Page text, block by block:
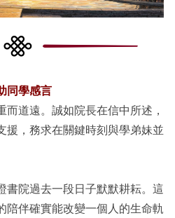
同學感言
道遠。誠如院長在信中所述，
援，務求在關鍵時刻與學弟妹並
書院過去一段日子默默耕耘。這
陪伴確實能改變一個人的生命軌